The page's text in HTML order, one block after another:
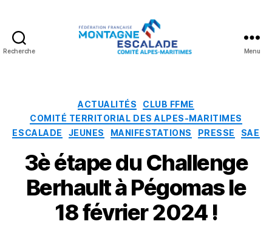
Recherche
Escalade
Menu
Catégories
ACTUALITÉS
CLUB FFME
COMITÉ TERRITORIAL DES ALPES-MARITIMES
ESCALADE
JEUNES MANIFESTATIONS PRESSE SAE
3è étape du Challenge
Berhault à Pégomas le
18 février 2024 !